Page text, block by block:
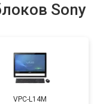
Sony
VPC-L14M